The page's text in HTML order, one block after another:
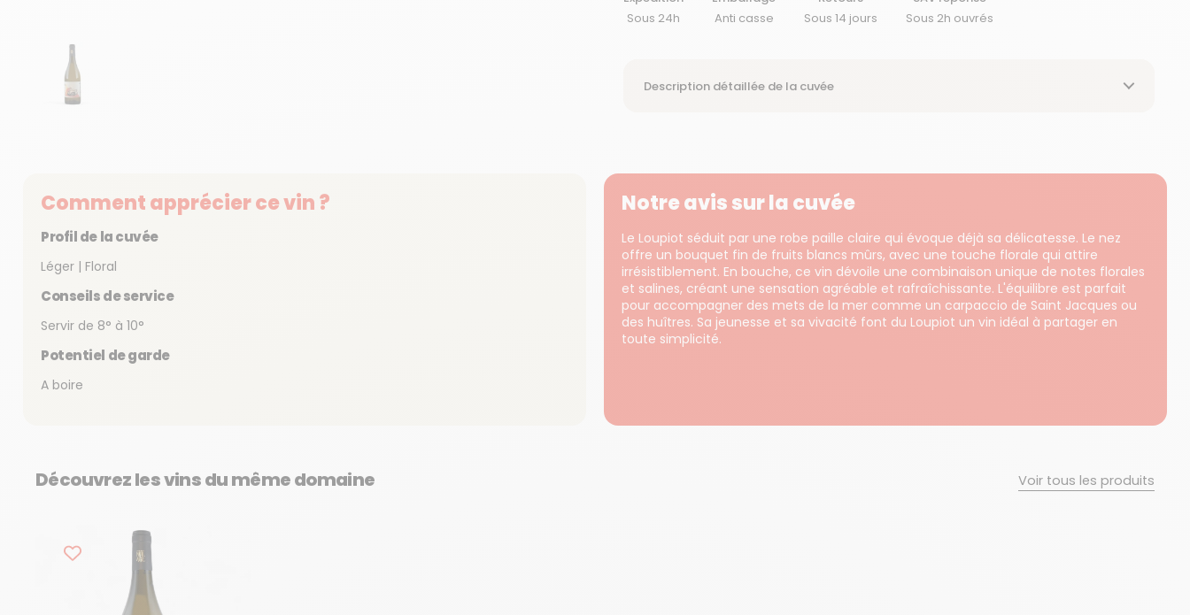
Sous 24h
Anti casse
Sous 14 jours
Sous 2h ouvrés
Description détaillée de la cuvée
Comment apprécier ce vin ?
Profil de la cuvée
Léger | Floral
Conseils de service
Servir de 8° à 10°
Potentiel de garde
A boire
Notre avis sur la cuvée
Le Loupiot séduit par une robe paille claire qui évoque déjà sa délicatesse. Le nez
offre un bouquet fin de fruits blancs mûrs, avec une touche florale qui attire
irrésistiblement. En bouche, ce vin dévoile une combinaison unique de notes florales
et salines, créant une sensation agréable et rafraîchissante. L'équilibre est parfait
pour accompagner des mets de la mer comme un carpaccio de Saint Jacques ou
des huîtres. Sa jeunesse et sa vivacité font du Loupiot un vin idéal à partager en
toute simplicité.
Découvrez les vins du même domaine Voir tous les produits